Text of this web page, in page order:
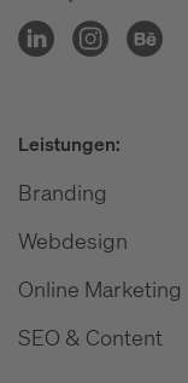
Leistungen:
Branding
Webdesign
Online Marketing
SEO & Content